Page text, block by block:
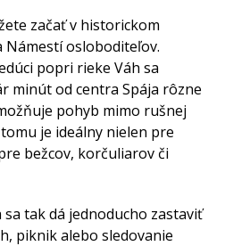
začať v historickom
Námestí osloboditeľov.
popri rieke Váh sa
minút od centra Spája rôzne
pohyb mimo rušnej
je ideálny nielen pre
bežcov, korčuliarov či
sa tak dá jednoducho zastaviť
piknik alebo sledovanie